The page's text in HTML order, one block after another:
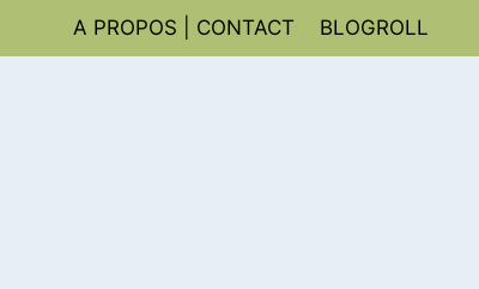
A PROPOS | CONTACT BLOGROLL